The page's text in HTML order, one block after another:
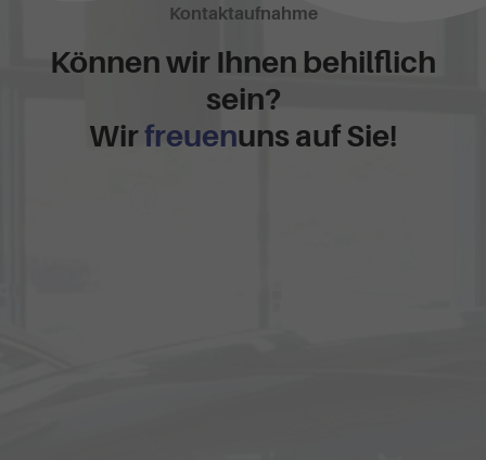
Kontaktaufnahme
Können wir Ihnen behilflich
sein?
Wirfreuenuns auf Sie!